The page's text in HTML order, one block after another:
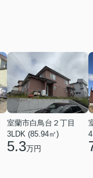
室蘭市白鳥台２丁目
3LDK (85.94㎡)
5.3万円